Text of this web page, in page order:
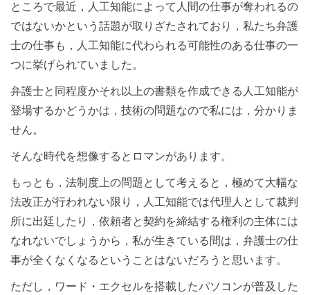
ところで最近，人工知能によって人間の仕事が奪われるの
ではないかという話題が取りざたされており，私たち弁護
士の仕事も，人工知能に代わられる可能性のある仕事の一
つに挙げられていました。
弁護士と同程度かそれ以上の書類を作成できる人工知能が
登場するかどうかは，技術の問題なので私には，分かりま
せん。
そんな時代を想像するとロマンがあります。
もっとも，法制度上の問題として考えると，極めて大幅な
法改正が行われない限り，人工知能では代理人として裁判
所に出廷したり，依頼者と契約を締結する権利の主体には
なれないでしょうから，私が生きている間は，弁護士の仕
事が全くなくなるということはないだろうと思います。
ただし，ワード・エクセルを搭載したパソコンが普及した